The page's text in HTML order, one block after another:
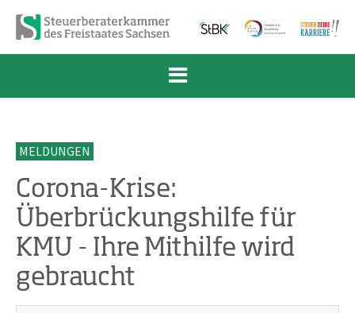
Zum Inhalt springen
Zur Navigation springen
Zum Fußbereich und Kontakt springen
MELDUNGEN
Corona-Krise:
Überbrückungshilfe für
KMU - Ihre Mithilfe wird
gebraucht